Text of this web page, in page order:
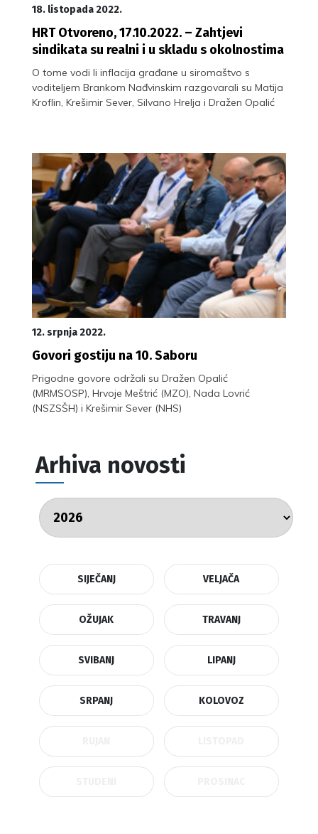
18. listopada 2022.
HRT Otvoreno, 17.10.2022. – Zahtjevi
sindikata su realni i u skladu s okolnostima
O tome vodi li inflacija građane u siromaštvo s
voditeljem Brankom Nađvinskim razgovarali su Matija
Kroflin, Krešimir Sever, Silvano Hrelja i Dražen Opalić
12. srpnja 2022.
Govori gostiju na 10. Saboru
Prigodne govore održali su Dražen Opalić
(MRMSOSP), Hrvoje Meštrić (MZO), Nada Lovrić
(NSZSŠH) i Krešimir Sever (NHS)
Arhiva novosti
SIJEČANJ VELJAČA
OŽUJAK TRAVANJ
SVIBANJ LIPANJ
SRPANJ KOLOVOZ